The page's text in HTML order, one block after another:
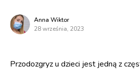
Anna Wiktor
28 września, 2023
Przodozgryz u dzieci jest jedną z